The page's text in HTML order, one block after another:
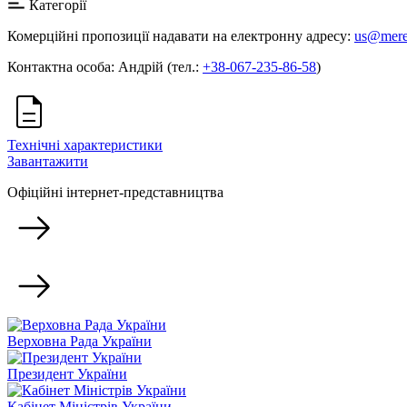
Категорії
Комерційні пропозиції надавати на електронну адресу:
Контактна особа: Андрій (тел.: +38-067-235-86-58)
Технічні характеристики
Завантажити
Офіційні інтернет-представництва
Верховна Рада України
Президент України